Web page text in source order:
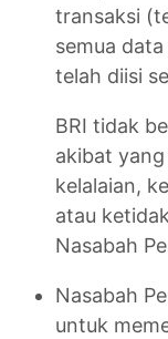
transaksi
semua
telah diisi
BRI tidak
akibat
kelalaian,
atau
Nasabah
Nasabah
untuk